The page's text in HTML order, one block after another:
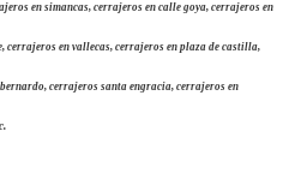
en simancas, cerrajeros en calle goya, cerrajeros en
cerrajeros en vallecas, cerrajeros en plaza de castilla,
cerrajeros santa engracia, cerrajeros en